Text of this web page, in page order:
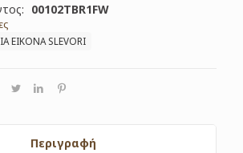
00102TBR1FW
ΕΙΚΟΝΑ SLEVORI
Περιγραφή